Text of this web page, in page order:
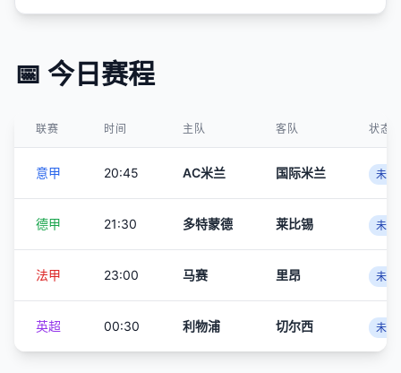
📅 今日赛程
联赛 时间 主队 客队 状态
意甲 20:45 AC米兰 国际米兰 未开
德甲 21:30 多特蒙德 莱比锡 未开
法甲 23:00 马赛 里昂 未开
英超 00:30 利物浦 切尔西 未开